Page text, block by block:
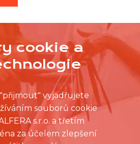
cookie a
vyjadřujete
souborů cookie
s.r.o. a třetím
za účelem zlepšení